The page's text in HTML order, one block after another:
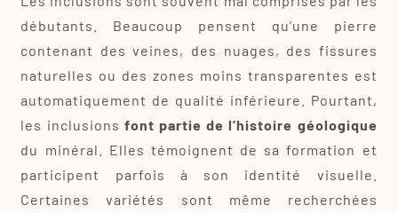
débutants. Beaucoup pensent qu’une pierre
contenant des veines, des nuages, des fissures
naturelles ou des zones moins transparentes est
automatiquement de qualité inférieure. Pourtant,
les inclusions font partie de l’histoire géologique
du minéral. Elles témoignent de sa formation et
participent parfois à son identité visuelle.
Certaines variétés sont même recherchées